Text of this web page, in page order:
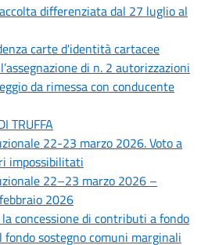
differenziata dal 27 luglio al
carte d'identità cartacee
di n. 2 autorizzazioni
da rimessa con conducente
TRUFFA
22-23 marzo 2026. Voto a
impossibilitati
22–23 marzo 2026 –
2026
concessione di contributi a fondo
sostegno comuni marginali